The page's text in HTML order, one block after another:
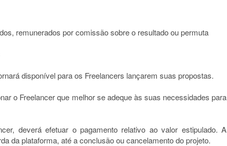
remunerados por comissão sobre o resultado ou permuta
disponível para os Freelancers lançarem suas propostas.
o Freelancer que melhor se adeque às suas necessidades para
deverá efetuar o pagamento relativo ao valor estipulado. A
da plataforma, até a conclusão ou cancelamento do projeto.